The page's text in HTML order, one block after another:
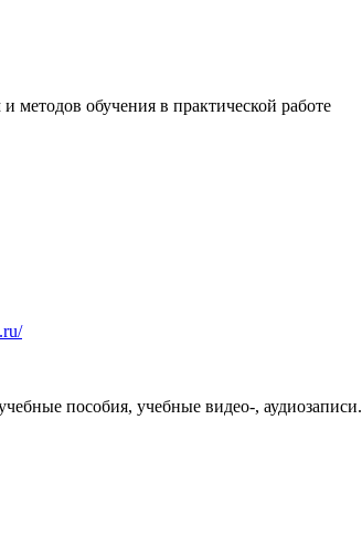
методов обучения в практической работе
пособия, учебные видео-, аудиозаписи.